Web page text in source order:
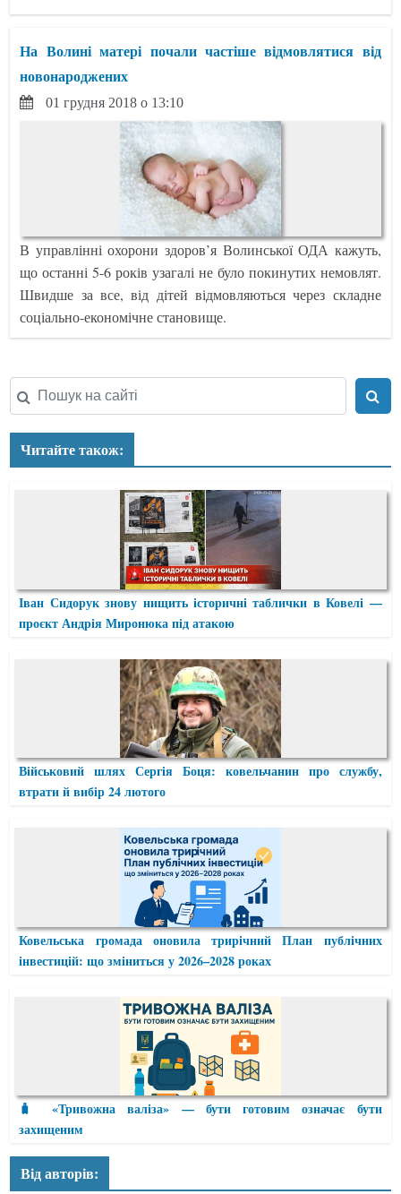
На Волині матері почали частіше відмовлятися від
новонароджених
01 грудня 2018 о 13:10
В управлінні охорони здоров’я Волинської ОДА кажуть,
що останні 5-6 років узагалі не було покинутих немовлят.
Швидше за все, від дітей відмовляються через складне
соціально-економічне становище.
Читайте також:
Іван Сидорук знову нищить історичні таблички в Ковелі —
проєкт Андрія Миронюка під атакою
Військовий шлях Сергія Боця: ковельчанин про службу,
втрати й вибір 24 лютого
Ковельська громада оновила трирічний План публічних
інвестицій: що зміниться у 2026–2028 роках
🧳 «Тривожна валіза» — бути готовим означає бути
захищеним
Від авторів: